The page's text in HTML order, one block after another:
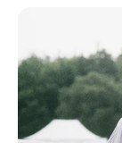
Meski
namun ternyata
serial dramaAll
Life
(2020).
Pernah